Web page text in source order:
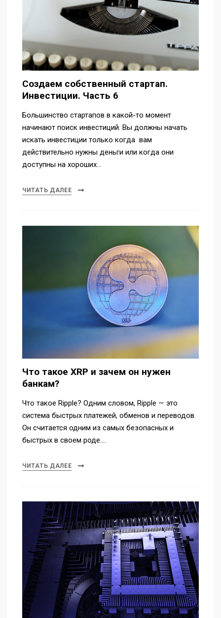
Создаем собственный стартап.
Инвестиции. Часть 6
Большинство стартапов в какой-то момент
начинают поиск инвестиций. Вы должны начать
искать инвестиции только когда вам
действительно нужны деньги или когда они
доступны на хороших…
ЧИТАТЬ ДАЛЕЕ
Что такое XRP и зачем он нужен
банкам?
Что такое Ripple? Одним словом, Ripple — это
система быстрых платежей, обменов и переводов.
Он считается одним из самых безопасных и
быстрых в своем роде.…
ЧИТАТЬ ДАЛЕЕ